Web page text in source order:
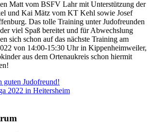
Matt vom BSFV Lahr mit Unterstützung der
und Kai Mätz vom KT Kehl sowie Josef
Das tolle Training unter Judofreunden
viel Spaß bereitet und für Abwechslung
sich schon auf das nächste Training am
von 14:00-15:30 Uhr in Kippenheimweiler,
aus dem Ortenaukreis schon hiermit
guten Judofreund!
2022 in Heitersheim